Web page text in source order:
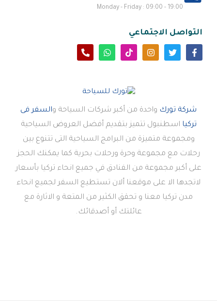
Monday - Friday : 09:00 - 19:00
التواصل الاجتماعي
شركة تورك واحدة من أكبر شركات السياحة والسفر فى
تركيا اسطنبول تتميز بتقديم أفضل العروض السياحية
ومجموعة متميزة من البرامج السياحية التى تتنوع بين
رحلات مع مجموعة وحرة ورحلات بحرية كما يمكنك الحجز
على أكبر مجموعة من الفنادق في جميع انحاء تركيا بأسعار
لاتجدها الا على موقعنا ألان تستطيع السفر لجميع انحاء
مدن تركيا معنا و تحقق الكثير من المتعة و الاثارة مع
عائلتك أو أصدقائك.